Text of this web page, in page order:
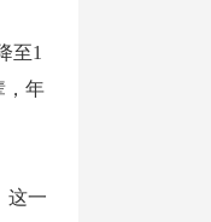
至1
，年
这一